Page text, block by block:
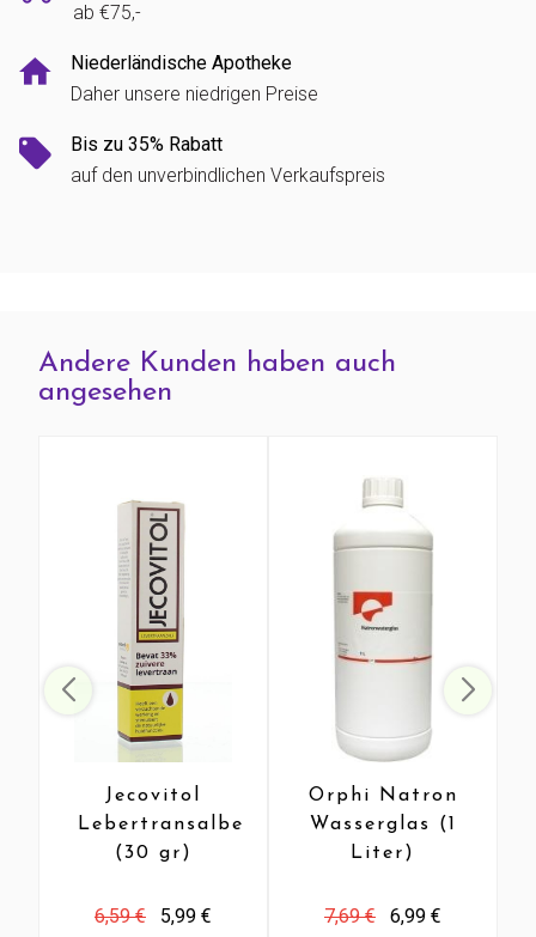
ab €75,-
Niederländische Apotheke
Daher unsere niedrigen Preise
Bis zu 35% Rabatt
auf den unverbindlichen Verkaufspreis
Andere Kunden haben auch
angesehen
Jecovitol
Lebertransalbe
(30 gr)
6,59 €
5,99 €
Orphi Natron
Wasserglas (1
Liter)
7,69 €
6,99 €